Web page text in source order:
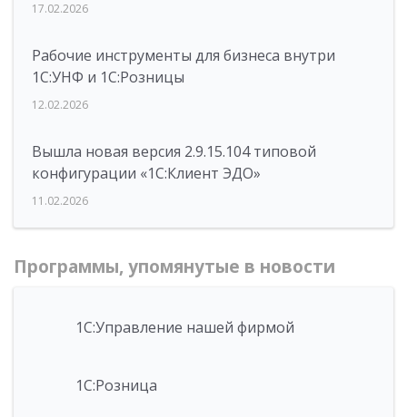
17.02.2026
Рабочие инструменты для бизнеса внутри
1С:УНФ и 1С:Розницы
12.02.2026
Вышла новая версия 2.9.15.104 типовой
конфигурации «1С:Клиент ЭДО»
11.02.2026
Программы, упомянутые в новости
1С:Управление нашей фирмой
1С:Розница